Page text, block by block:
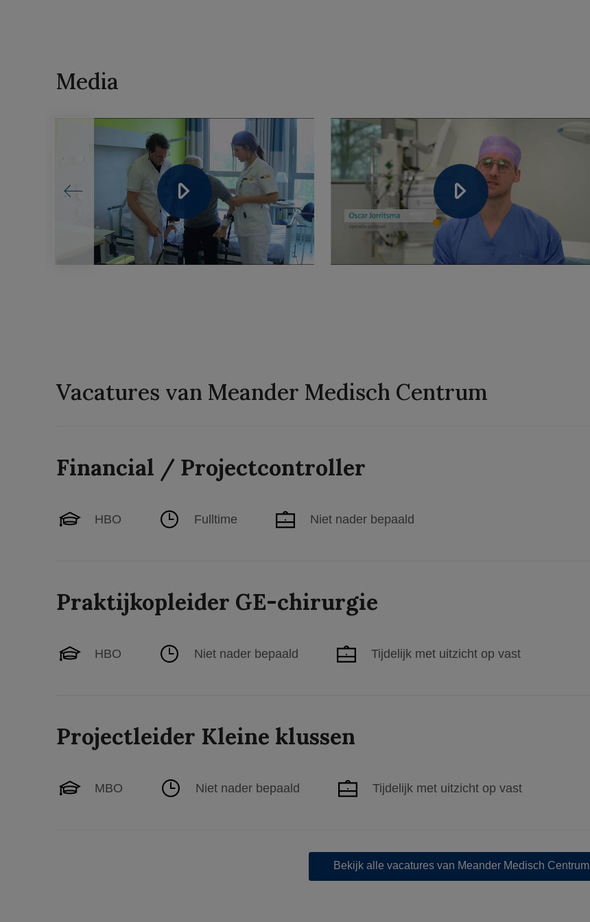
Media
Vacatures van Meander Medisch Centrum
Financial / Projectcontroller
HBO Fulltime Niet nader bepaald
Praktijkopleider GE-chirurgie
HBO Niet nader bepaald Tijdelijk met uitzicht op vast
Projectleider Kleine klussen
MBO Niet nader bepaald Tijdelijk met uitzicht op vast
Bekijk alle vacatures van Meander Medisch Centrum